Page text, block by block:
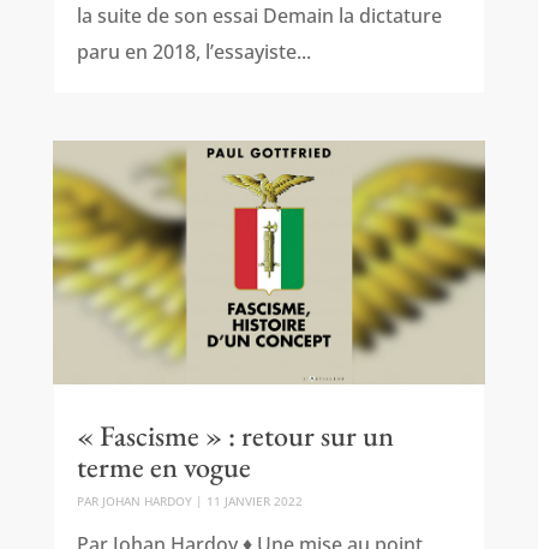
la suite de son essai Demain la dictature
paru en 2018, l’essayiste...
« Fascisme » : retour sur un
terme en vogue
PAR JOHAN HARDOY| 11 JANVIER 2022